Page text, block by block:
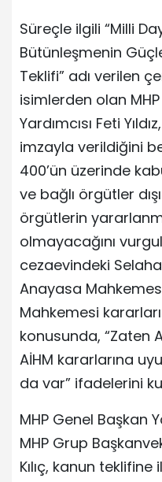
Süreçle ilgili “Milli
Bütünleşmenin
Teklifi” adı verilen
isimlerden olan
Yardımcısı Feti
imzayla verildiğini
400’ün üzerinde
ve bağlı örgütler
örgütlerin
olmayacağını
cezaevindeki
Anayasa
Mahkemesi
konusunda, “Zaten
AİHM kararlarına
da var” ifadelerini
MHP Genel Başkan
MHP Grup
Kılıç, kanun teklifine